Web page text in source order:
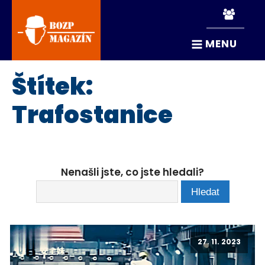
MENU
Štítek:
Trafostanice
Nenašli jste, co jste hledali?
27. 11. 2023